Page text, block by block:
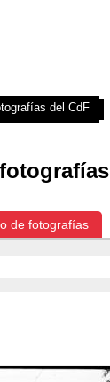
de fotografías
del CdF